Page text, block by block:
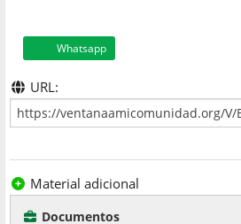
Whatsapp
URL:
Material adicional
Documentos